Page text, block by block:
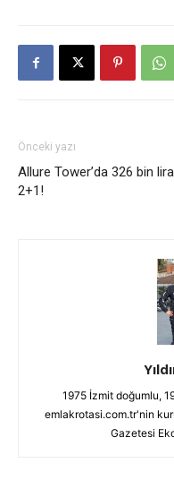
Önceki yazı
Allure Tower’da 326 bin
2+1!
1975 İzmit doğumlu,
emlakrotasi.com.tr'nin
Gazetesi